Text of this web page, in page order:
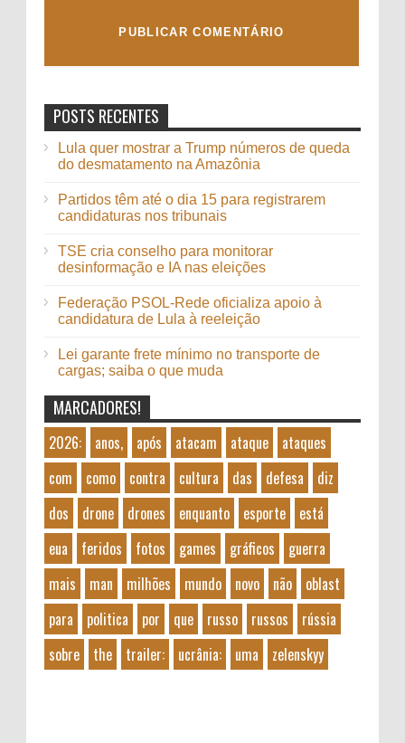
POSTS RECENTES
Lula quer mostrar a Trump números de queda
do desmatamento na Amazônia
Partidos têm até o dia 15 para registrarem
candidaturas nos tribunais
TSE cria conselho para monitorar
desinformação e IA nas eleições
Federação PSOL-Rede oficializa apoio à
candidatura de Lula à reeleição
Lei garante frete mínimo no transporte de
cargas; saiba o que muda
MARCADORES!
2026: anos, após atacam ataque
ataques
com
como contra cultura das defesa
diz
dos
drone drones enquanto esporte
está
eua
feridos fotos games gráficos
guerra
mais
man milhões mundo novo não
oblast
para
politica por que russo russos
rússia
sobre
the trailer: ucrânia: uma zelenskyy